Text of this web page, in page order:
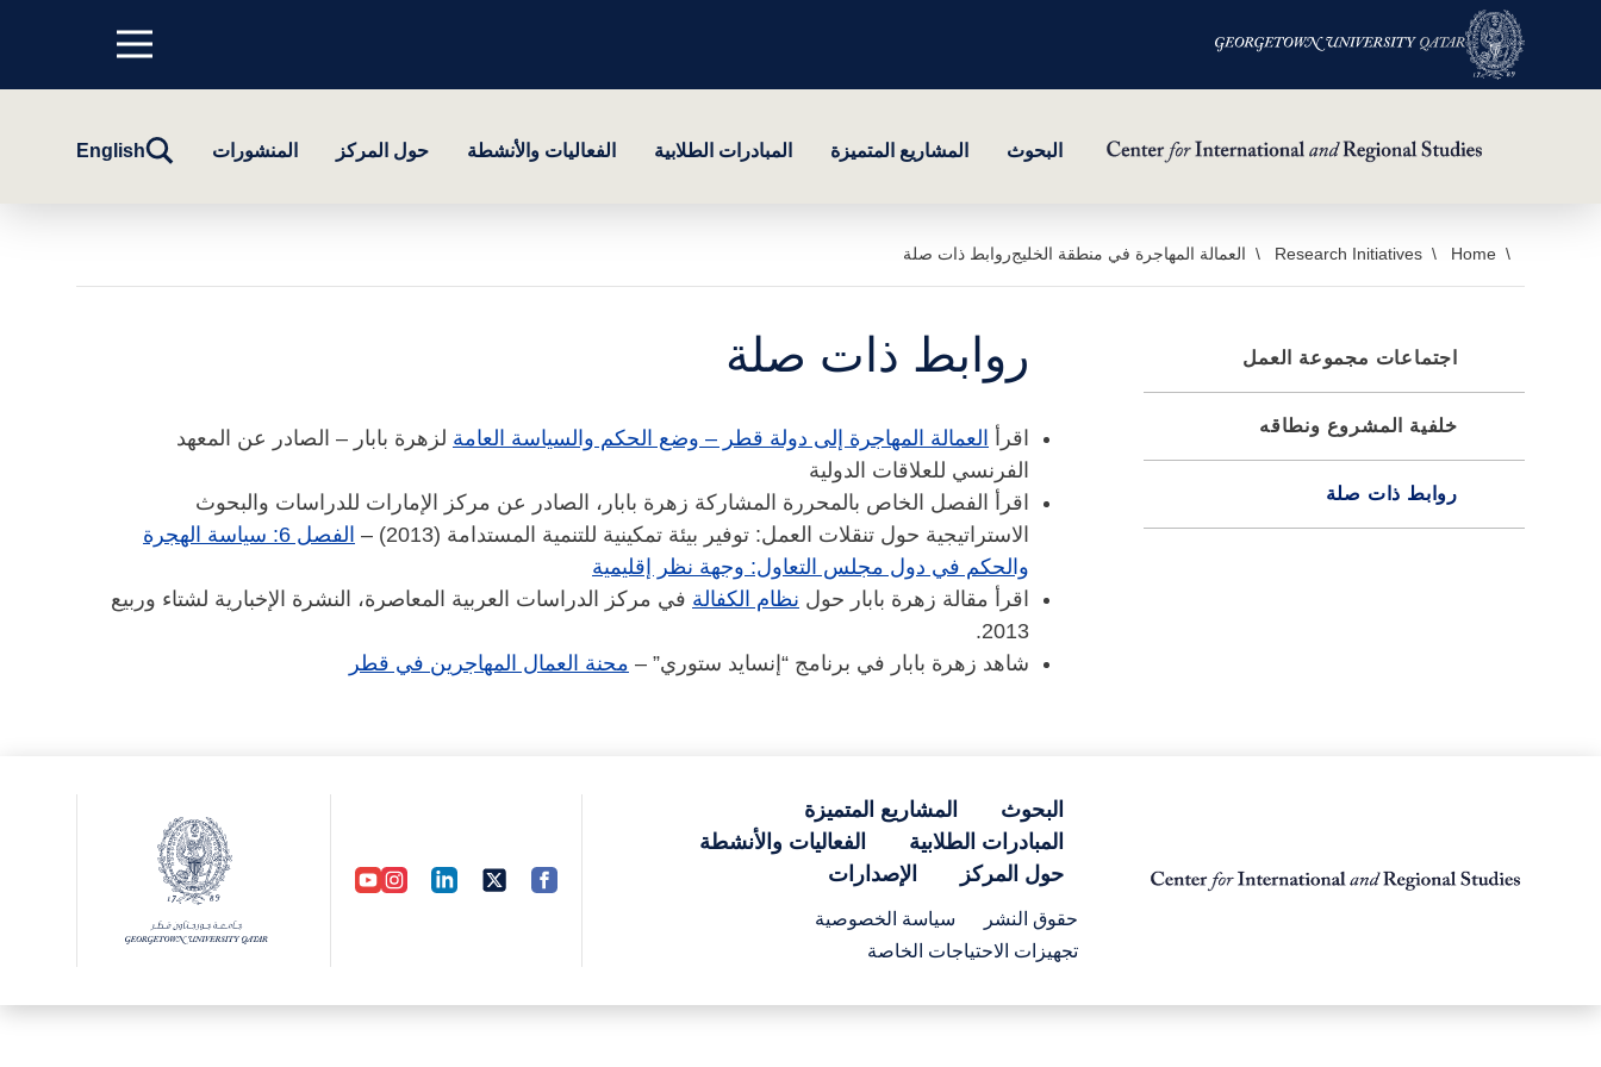
Menu
top
البحوث المشاريع المتميزة المبادرات الطلابية الفعاليات والأنشطة حول المركز المنشورات
تبديلEnglish
Home
Research Initiatives العمالة المهاجرة في منطقة الخليجروابط ذات صلة
اجتماعات مجموعة العمل
خلفية المشروع ونطاقه
روابط ذات صلة
روابط ذات صلة
اقرأ العمالة المهاجرة إلى دولة قطر – وضع الحكم والسياسة العامة لزهرة بابار – الصادر عن المعهد
الفرنسي للعلاقات الدولية
اقرأ الفصل الخاص بالمحررة المشاركة زهرة بابار، الصادر عن مركز الإمارات للدراسات والبحوث
الاستراتيجية حول تنقلات العمل: توفير بيئة تمكينية للتنمية المستدامة (2013) –
الفصل 6: سياسة الهجرة
والحكم في دول مجلس التعاول: وجهة نظر إقليمية
اقرأ مقالة زهرة بابار حول نظام الكفالة في مركز الدراسات العربية المعاصرة، النشرة الإخبارية لشتاء وربيع
2013.
شاهد زهرة بابار في برنامج “إنسايد ستوري” – محنة العمال المهاجرين في قطر​
البحوث
المشاريع المتميزة
المبادرات الطلابية
الفعاليات والأنشطة
حول المركز
الإصدارات
حقوق النشر
سياسة الخصوصية
تجهيزات الاحتياجات الخاصة